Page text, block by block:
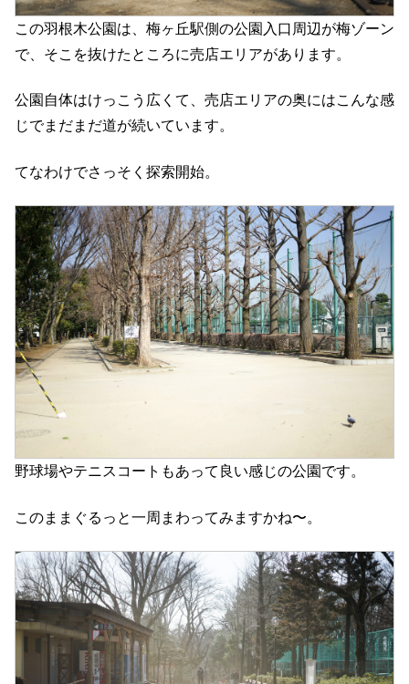
この羽根木公園は、梅ヶ丘駅側の公園入口周辺が梅ゾーン
で、そこを抜けたところに売店エリアがあります。
公園自体はけっこう広くて、売店エリアの奥にはこんな感
じでまだまだ道が続いています。
てなわけでさっそく探索開始。
野球場やテニスコートもあって良い感じの公園です。
このままぐるっと一周まわってみますかね〜。